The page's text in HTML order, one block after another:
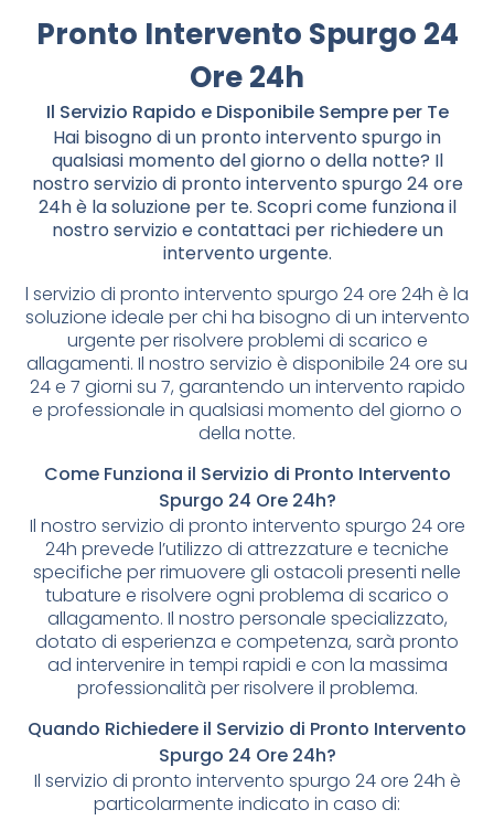
Pronto Intervento Spurgo 24
Ore 24h
Il Servizio Rapido e Disponibile Sempre per Te
Hai bisogno di un pronto intervento spurgo in
qualsiasi momento del giorno o della notte? Il
nostro servizio di pronto intervento spurgo 24 ore
24h è la soluzione per te. Scopri come funziona il
nostro servizio e contattaci per richiedere un
intervento urgente.
l servizio di pronto intervento spurgo 24 ore 24h è la
soluzione ideale per chi ha bisogno di un intervento
urgente per risolvere problemi di scarico e
allagamenti. Il nostro servizio è disponibile 24 ore su
24 e 7 giorni su 7, garantendo un intervento rapido
e professionale in qualsiasi momento del giorno o
della notte.
Come Funziona il Servizio di Pronto Intervento
Spurgo 24 Ore 24h?
Il nostro servizio di pronto intervento spurgo 24 ore
24h prevede l’utilizzo di attrezzature e tecniche
specifiche per rimuovere gli ostacoli presenti nelle
tubature e risolvere ogni problema di scarico o
allagamento. Il nostro personale specializzato,
dotato di esperienza e competenza, sarà pronto
ad intervenire in tempi rapidi e con la massima
professionalità per risolvere il problema.
Quando Richiedere il Servizio di Pronto Intervento
Spurgo 24 Ore 24h?
Il servizio di pronto intervento spurgo 24 ore 24h è
particolarmente indicato in caso di: